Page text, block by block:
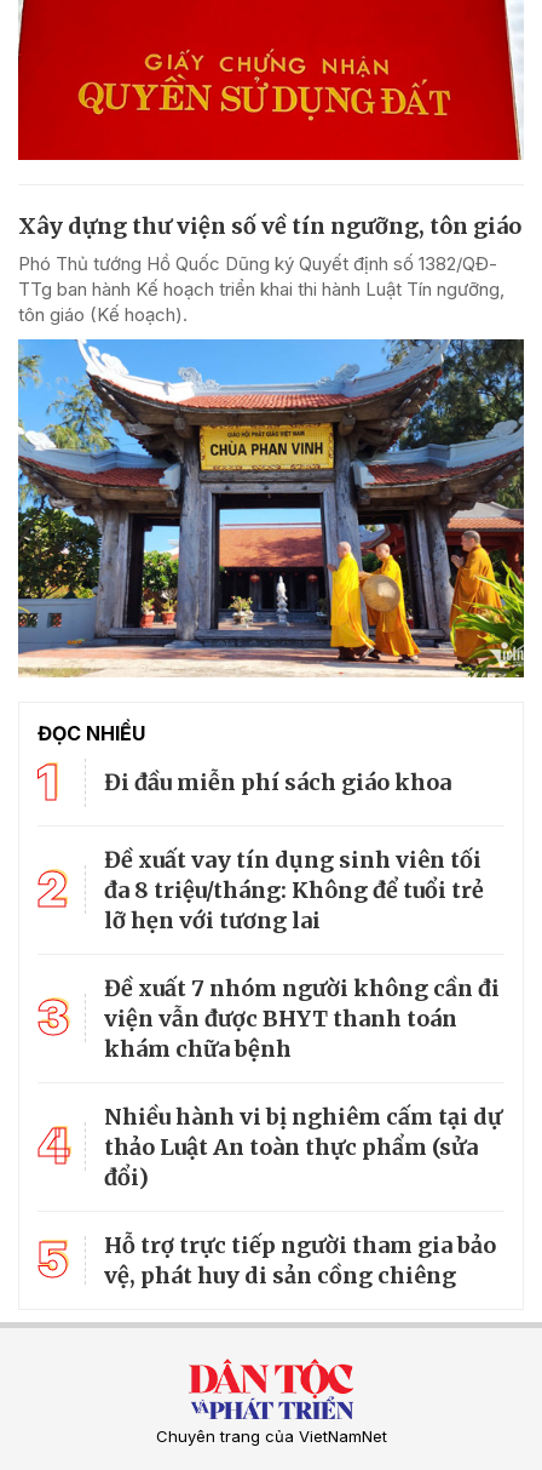
Xây dựng thư viện số về tín ngưỡng, tôn giáo
Phó Thủ tướng Hồ Quốc Dũng ký Quyết định số 1382/QĐ-
TTg ban hành Kế hoạch triển khai thi hành Luật Tín ngưỡng,
tôn giáo (Kế hoạch).
ĐỌC NHIỀU
1 Đi đầu miễn phí sách giáo khoa
2
Đề xuất vay tín dụng sinh viên tối
đa 8 triệu/tháng: Không để tuổi trẻ
lỡ hẹn với tương lai
3
Đề xuất 7 nhóm người không cần đi
viện vẫn được BHYT thanh toán
khám chữa bệnh
4
Nhiều hành vi bị nghiêm cấm tại dự
thảo Luật An toàn thực phẩm (sửa
đổi)
5
Hỗ trợ trực tiếp người tham gia bảo
vệ, phát huy di sản cồng chiêng
Chuyên trang của VietNamNet